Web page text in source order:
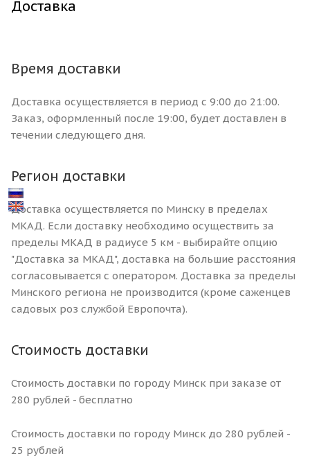
Доставка
Время доставки
Доставка осуществляется в период с 9:00 до 21:00.
Заказ, оформленный после 19:00, будет доставлен в
течении следующего дня.
Регион доставки
Доставка осуществляется по Минску в пределах
МКАД. Если доставку необходимо осуществить за
пределы МКАД в радиусе 5 км - выбирайте опцию
"Доставка за МКАД", доставка на большие расстояния
согласовывается с оператором. Доставка за пределы
Минского региона не производится (кроме саженцев
садовых роз службой Европочта).
Стоимость доставки
Стоимость доставки по городу Минск при заказе от
280 рублей - бесплатно
Стоимость доставки по городу Минск до 280 рублей -
25 рублей